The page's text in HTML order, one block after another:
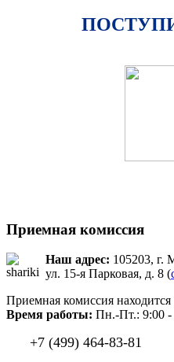
Приемная комиссия
Наш адрес: 105203, г.
ул. 15-я Парковая, д. 8 (
Приемная комиссия находится
Время работы: Пн.-Пт.: 9:00 -
+7 (499) 464-83-81